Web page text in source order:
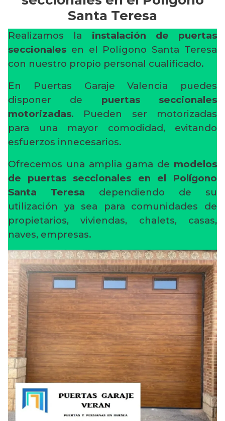
Santa Teresa
Realizamos la instalación de puertas
seccionales en el Polígono Santa Teresa
con nuestro propio personal cualificado.
En Puertas Garaje Valencia puedes
disponer de puertas seccionales
motorizadas. Pueden ser motorizadas
para una mayor comodidad, evitando
esfuerzos innecesarios.
Ofrecemos una amplia gama de modelos
de puertas seccionales en el Polígono
Santa Teresa dependiendo de su
utilización ya sea para comunidades de
propietarios, viviendas, chalets, casas,
naves, empresas.